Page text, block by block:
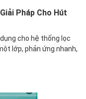
Pháp Cho Hút
cho hệ thống lọc
lớp, phản ứng nhanh,